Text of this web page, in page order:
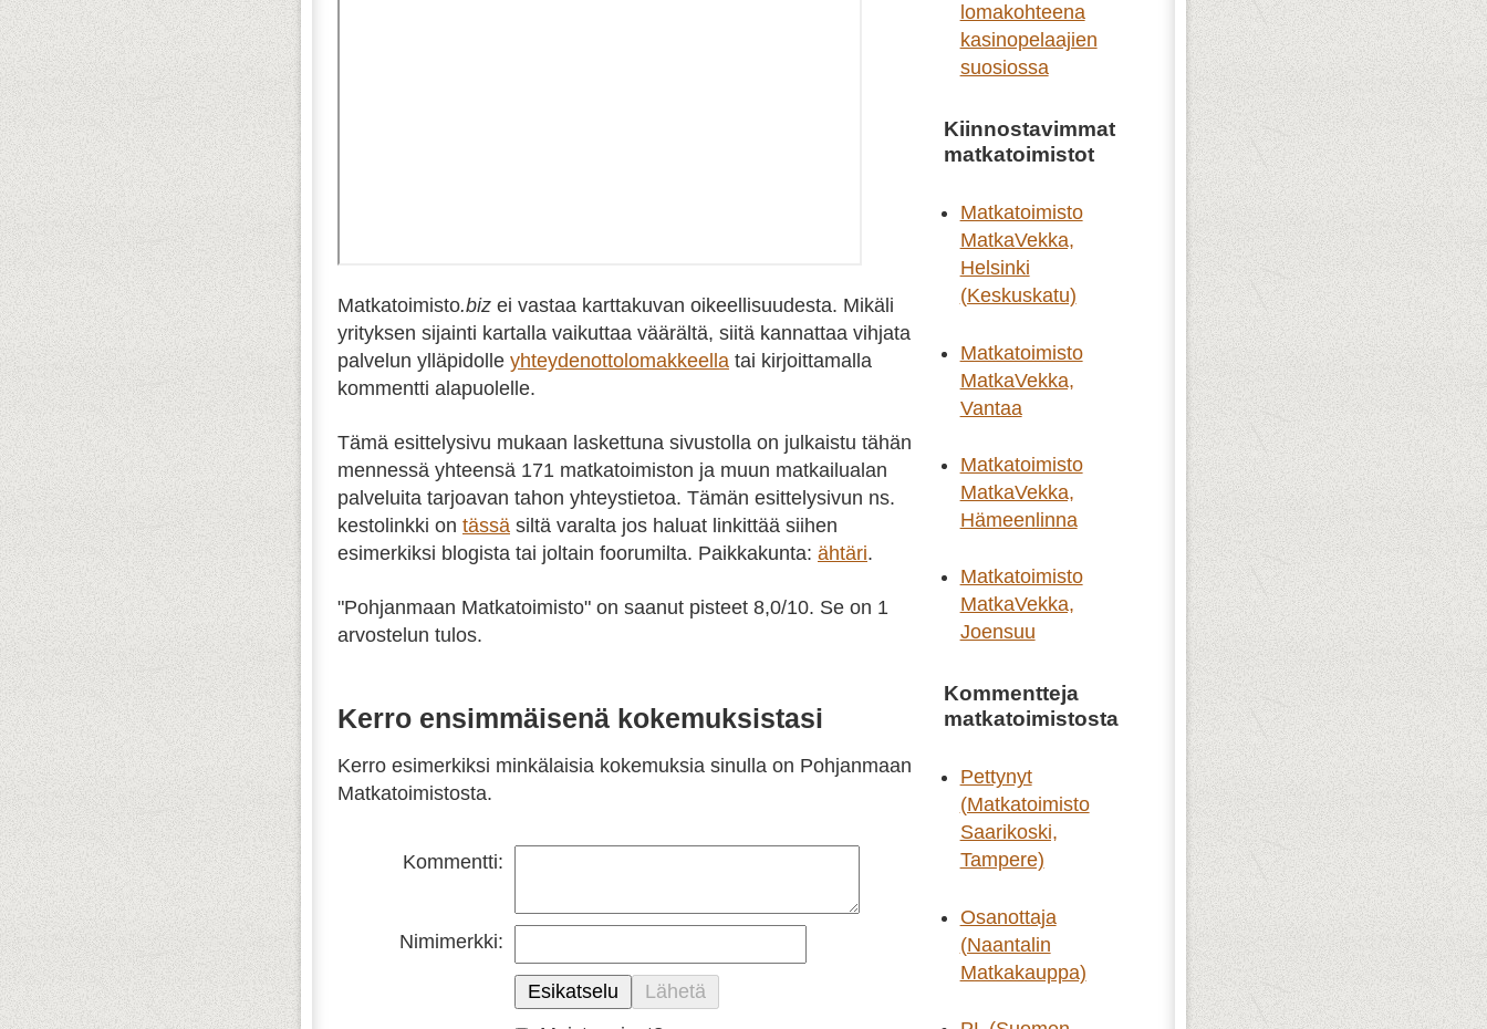
Matkatoimisto.biz ei vastaa karttakuvan oikeellisuudesta. Mikäli
yrityksen sijainti kartalla vaikuttaa väärältä, siitä kannattaa vihjata
palvelun ylläpidolle yhteydenottolomakkeella tai kirjoittamalla
kommentti alapuolelle.
Tämä esittelysivu mukaan laskettuna sivustolla on julkaistu tähän
mennessä yhteensä 171 matkatoimiston ja muun matkailualan
palveluita tarjoavan tahon yhteystietoa. Tämän esittelysivun ns.
kestolinkki on tässä siltä varalta jos haluat linkittää siihen
esimerkiksi blogista tai joltain foorumilta. Paikkakunta: ähtäri.
"Pohjanmaan Matkatoimisto" on saanut pisteet 8,0/10. Se on 1
arvostelun tulos.
Kerro ensimmäisenä kokemuksistasi
Kerro esimerkiksi minkälaisia kokemuksia sinulla on Pohjanmaan
Matkatoimistosta.
Kommentti:
Nimimerkki:
lomakohteena
kasinopelaajien
suosiossa
Kiinnostavimmat
matkatoimistot
Matkatoimisto
MatkaVekka,
Helsinki
(Keskuskatu)
Matkatoimisto
MatkaVekka,
Vantaa
Matkatoimisto
MatkaVekka,
Hämeenlinna
Matkatoimisto
MatkaVekka,
Joensuu
Kommentteja
matkatoimistosta
Pettynyt
(Matkatoimisto
Saarikoski,
Tampere)
Osanottaja
(Naantalin
Matkakauppa)